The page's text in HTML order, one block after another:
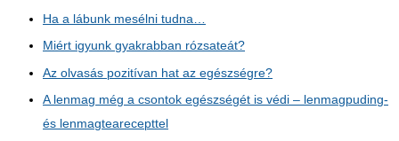
Ha a lábunk mesélni tudna…
Miért igyunk gyakrabban rózsateát?
Az olvasás pozitívan hat az egészségre?
A lenmag még a csontok egészségét is védi – lenmagpuding-
és lenmagtearecepttel